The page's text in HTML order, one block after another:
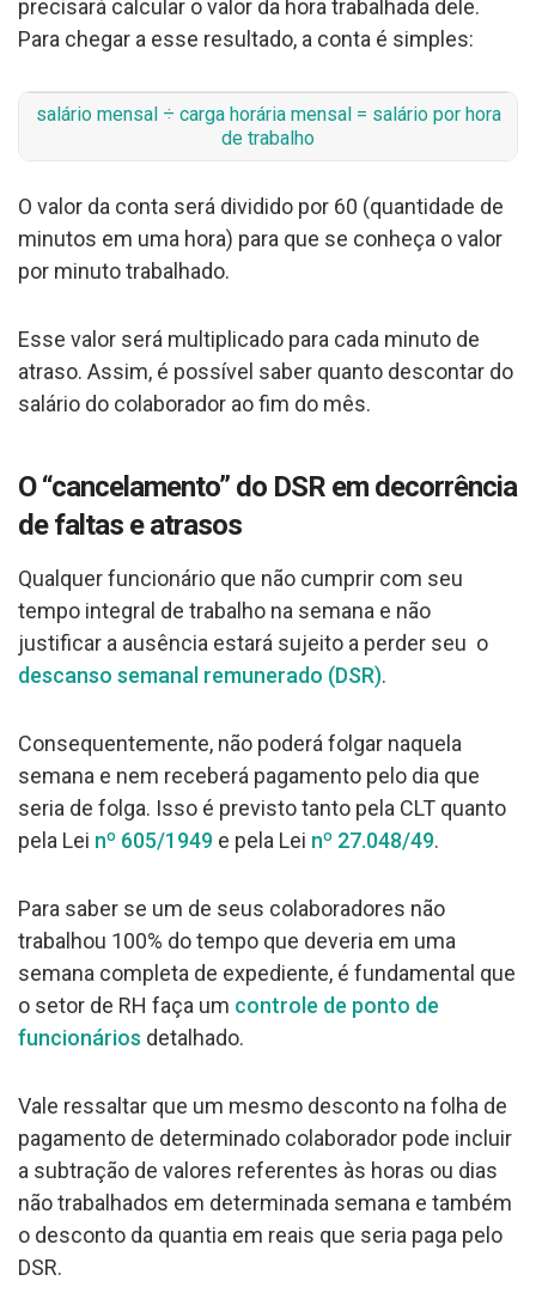
precisará calcular o valor da hora trabalhada dele.
Para chegar a esse resultado, a conta é simples:
salário mensal ÷ carga horária mensal = salário por hora
de trabalho
O valor da conta será dividido por 60 (quantidade de
minutos em uma hora) para que se conheça o valor
por minuto trabalhado.
Esse valor será multiplicado para cada minuto de
atraso. Assim, é possível saber quanto descontar do
salário do colaborador ao fim do mês.
O “cancelamento” do DSR em decorrência
de faltas e atrasos
Qualquer funcionário que não cumprir com seu
tempo integral de trabalho na semana e não
justificar a ausência estará sujeito a perder seu o
descanso semanal remunerado (DSR).
Consequentemente, não poderá folgar naquela
semana e nem receberá pagamento pelo dia que
seria de folga. Isso é previsto tanto pela CLT quanto
pela Lei nº 605/1949 e pela Lei nº 27.048/49.
Para saber se um de seus colaboradores não
trabalhou 100% do tempo que deveria em uma
semana completa de expediente, é fundamental que
o setor de RH faça um controle de ponto de
funcionários detalhado.
Vale ressaltar que um mesmo desconto na folha de
pagamento de determinado colaborador pode incluir
a subtração de valores referentes às horas ou dias
não trabalhados em determinada semana e também
o desconto da quantia em reais que seria paga pelo
DSR.